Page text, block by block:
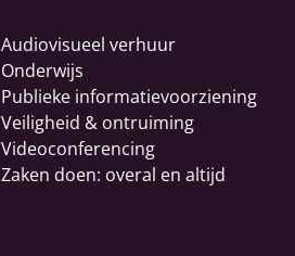
Audiovisueel verhuur
Onderwijs
Publieke informatievoorziening
Veiligheid & ontruiming
Videoconferencing
Zaken doen: overal en altijd